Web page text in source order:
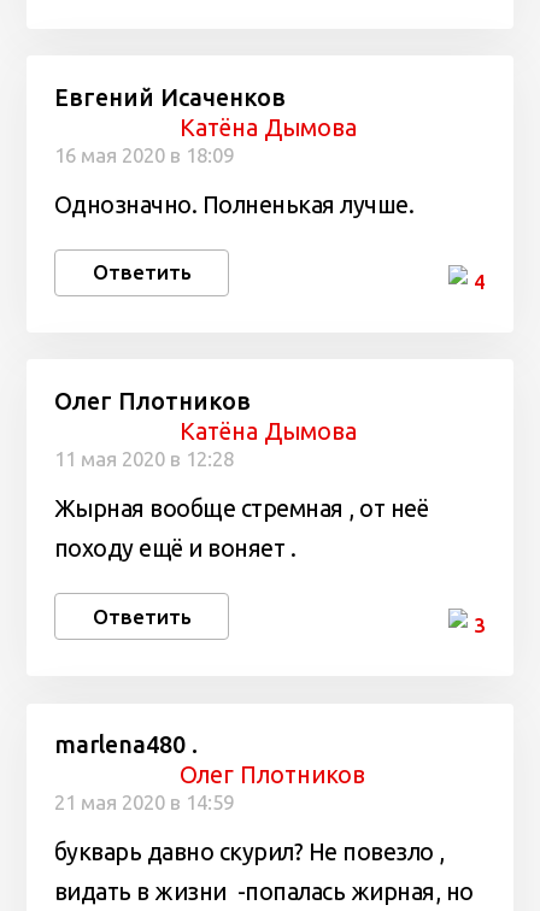
Евгений Исаченков
Катёна Дымова
16 мая 2020 в 18:09
Однозначно. Полненькая лучше.
Ответить 4
Олег Плотников
Катёна Дымова
11 мая 2020 в 12:28
Жырная вообще стремная , от неё
походу ещё и воняет .
Ответить 3
marlena480 .
Олег Плотников
21 мая 2020 в 14:59
букварь давно скурил? Не повезло ,
видать в жизни -попалась жирная, но